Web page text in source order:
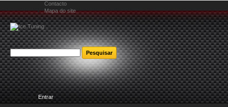
Contacto
Mapa do site
Bem-vindoEntrar